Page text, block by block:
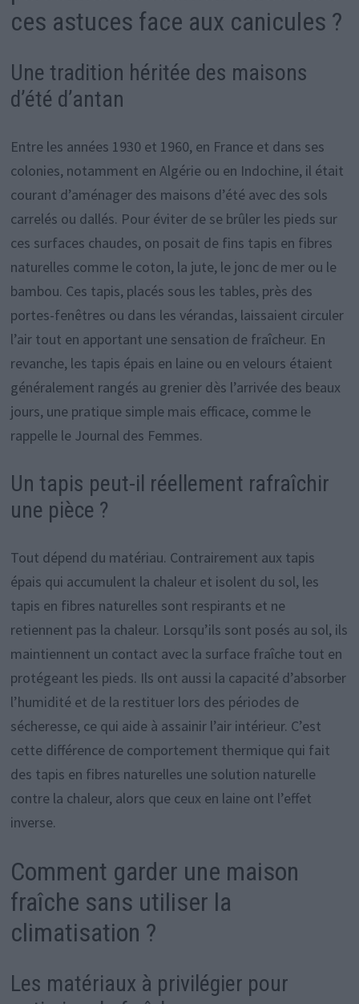
ces astuces face aux canicules ?
Une tradition héritée des maisons
d’été d’antan
Entre les années 1930 et 1960, en France et dans ses
colonies, notamment en Algérie ou en Indochine, il était
courant d’aménager des maisons d’été avec des sols
carrelés ou dallés. Pour éviter de se brûler les pieds sur
ces surfaces chaudes, on posait de fins tapis en fibres
naturelles comme le coton, la jute, le jonc de mer ou le
bambou. Ces tapis, placés sous les tables, près des
portes-fenêtres ou dans les vérandas, laissaient circuler
l’air tout en apportant une sensation de fraîcheur. En
revanche, les tapis épais en laine ou en velours étaient
généralement rangés au grenier dès l’arrivée des beaux
jours, une pratique simple mais efficace, comme le
rappelle le Journal des Femmes.
Un tapis peut-il réellement rafraîchir
une pièce ?
Tout dépend du matériau. Contrairement aux tapis
épais qui accumulent la chaleur et isolent du sol, les
tapis en fibres naturelles sont respirants et ne
retiennent pas la chaleur. Lorsqu’ils sont posés au sol, ils
maintiennent un contact avec la surface fraîche tout en
protégeant les pieds. Ils ont aussi la capacité d’absorber
l’humidité et de la restituer lors des périodes de
sécheresse, ce qui aide à assainir l’air intérieur. C’est
cette différence de comportement thermique qui fait
des tapis en fibres naturelles une solution naturelle
contre la chaleur, alors que ceux en laine ont l’effet
inverse.
Comment garder une maison
fraîche sans utiliser la
climatisation ?
Les matériaux à privilégier pour